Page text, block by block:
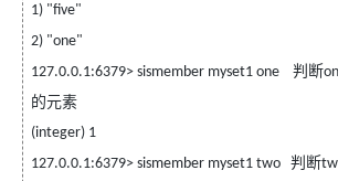
1) "five"
2) "one"
127.0.0.1:6379> sismember myset1 one
判断
的元素
(integer) 1
127.0.0.1:6379> sismember myset1 two
判断